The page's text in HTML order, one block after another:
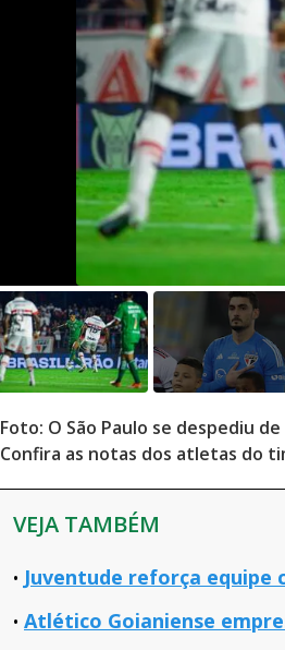
Foto: O São Paulo se despediu
Confira as notas dos atletas do
VEJA TAMBÉM
Juventude reforça equipe
Atlético Goianiense